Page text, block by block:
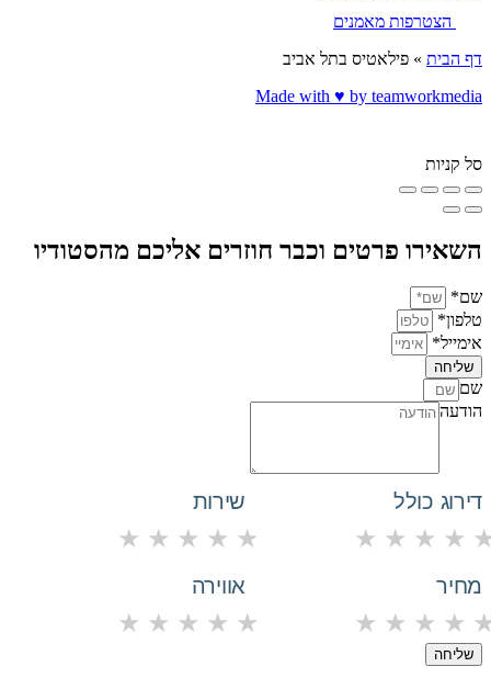
הצטרפות מאמנים
דף הבית » פילאטיס בתל אביב
Made with ♥️ by teamworkmedia
סל קניות
השאירו פרטים וכבר חוזרים אליכם מהסטודיו
שם*
טלפון*
אימייל*
שליחה
שם
הודעה
דירוג כולל
★ ★ ★ ★
שירות
★ ★ ★ ★ ★
מחיר
★ ★ ★ ★
אווירה
★ ★ ★ ★ ★
שליחה